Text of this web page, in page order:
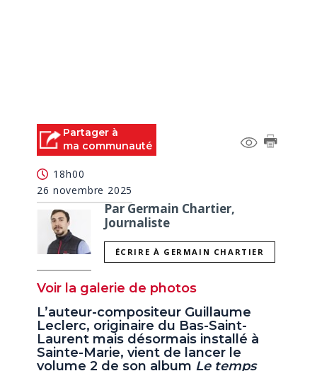
Partager à
ma communauté
18h00
26 novembre 2025
Par Germain Chartier,
Journaliste
ÉCRIRE À GERMAIN CHARTIER
Voir la galerie de photos
L’auteur-compositeur Guillaume
Leclerc, originaire du Bas-Saint-
Laurent mais désormais installé à
Sainte-Marie, vient de lancer le
volume 2 de son album Le temps